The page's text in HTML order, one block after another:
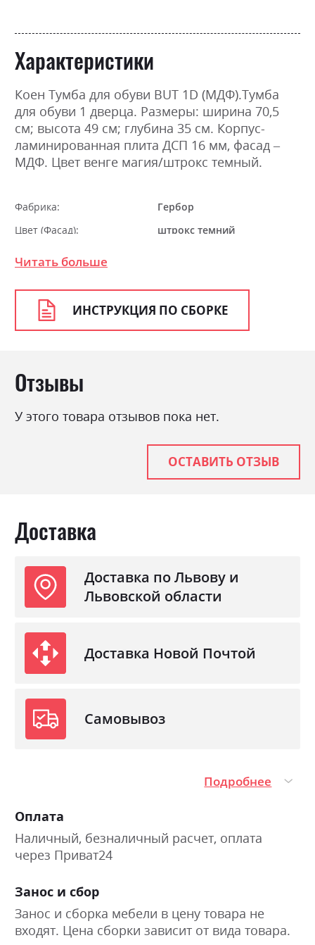
Характеристики
Коен Тумба для обуви BUT 1D (МДФ).Тумба
для обуви 1 дверца. Размеры: ширина 70,5
см; высота 49 см; глубина 35 см. Корпус-
ламинированная плита ДСП 16 мм, фасад –
МДФ. Цвет венге магия/штрокс темный.
Фабрика:
Гербор
Цвет (Фасад):
штрокс темний
Стиль
модерн, ретро
Читать больше
ИНСТРУКЦИЯ ПО СБОРКЕ
Отзывы
У этого товара отзывов пока нет.
ОСТАВИТЬ ОТЗЫВ
Доставка
Доставка по Львову и
Львовской области
Доставка Новой Почтой
Самовывоз
Подробнее
Оплата
Наличный, безналичный расчет, оплата
через Приват24
Занос и сбор
Занос и сборка мебели в цену товара не
входят. Цена сборки зависит от вида товара.